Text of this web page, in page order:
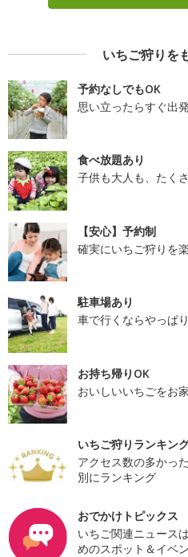
いちご狩りを
予約なしでもOK
思い立ったらすぐ出発
食べ放題あり
子供も大人も、たく
【安心】予約制
確実にいちご狩りを
駐車場あり
車で行くならやっぱ
お持ち帰りOK
おいしいいちごをお
いちご狩りランキン
アクセス数の多かっ
別にランキング
おでかけトピックス
いちご関連ニュース
めのスポット＆イベ